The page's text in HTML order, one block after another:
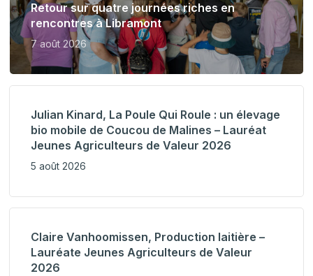
Retour sur quatre journées riches en
rencontres à Libramont
7 août 2026
Julian Kinard, La Poule Qui Roule : un élevage
bio mobile de Coucou de Malines – Lauréat
Jeunes Agriculteurs de Valeur 2026
5 août 2026
Claire Vanhoomissen, Production laitière –
Lauréate Jeunes Agriculteurs de Valeur
2026